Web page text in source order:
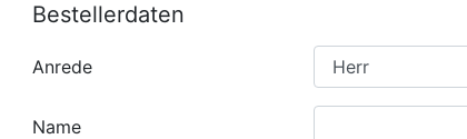
Bestellerdaten
Anrede
Name